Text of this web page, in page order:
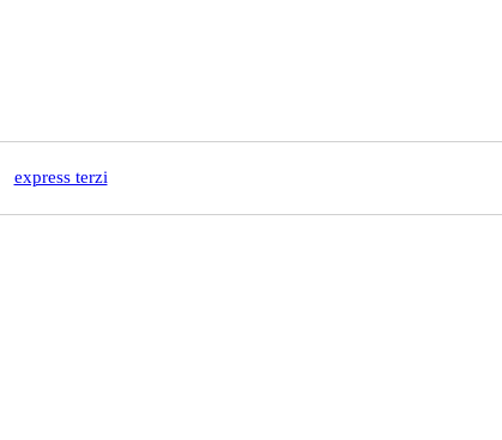
express terzi